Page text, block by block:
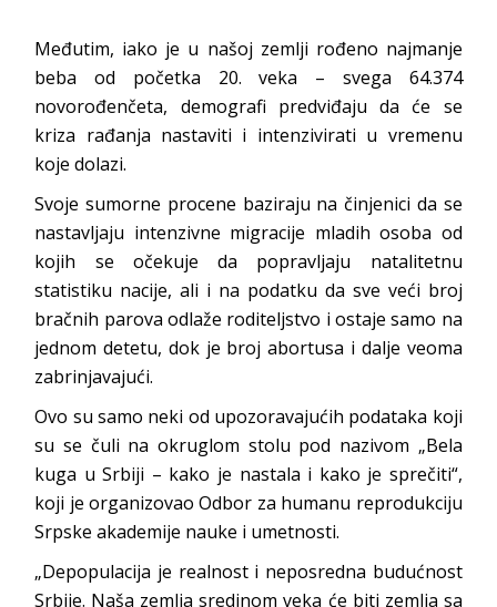
Međutim, iako je u našoj zemlji rođeno najmanje
beba od početka 20. veka – svega 64.374
novorođenčeta, demografi predviđaju da će se
kriza rađanja nastaviti i intenzivirati u vremenu
koje dolazi.
Svoje sumorne procene baziraju na činjenici da se
nastavljaju intenzivne migracije mladih osoba od
kojih se očekuje da popravljaju natalitetnu
statistiku nacije, ali i na podatku da sve veći broj
bračnih parova odlaže roditeljstvo i ostaje samo na
jednom detetu, dok je broj abortusa i dalje veoma
zabrinjavajući.
Ovo su samo neki od upozoravajućih podataka koji
su se čuli na okruglom stolu pod nazivom „Bela
kuga u Srbiji – kako je nastala i kako je sprečiti“,
koji je organizovao Odbor za humanu reprodukciju
Srpske akademije nauke i umetnosti.
„Depopulacija je realnost i neposredna budućnost
Srbije. Naša zemlja sredinom veka će biti zemlja sa